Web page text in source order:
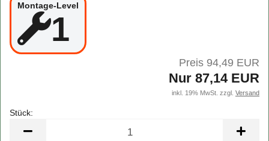
Montage-Level
1
Preis 94,49 EUR
Nur 87,14 EUR
inkl. 19% MwSt. zzgl. Versand
Stück: